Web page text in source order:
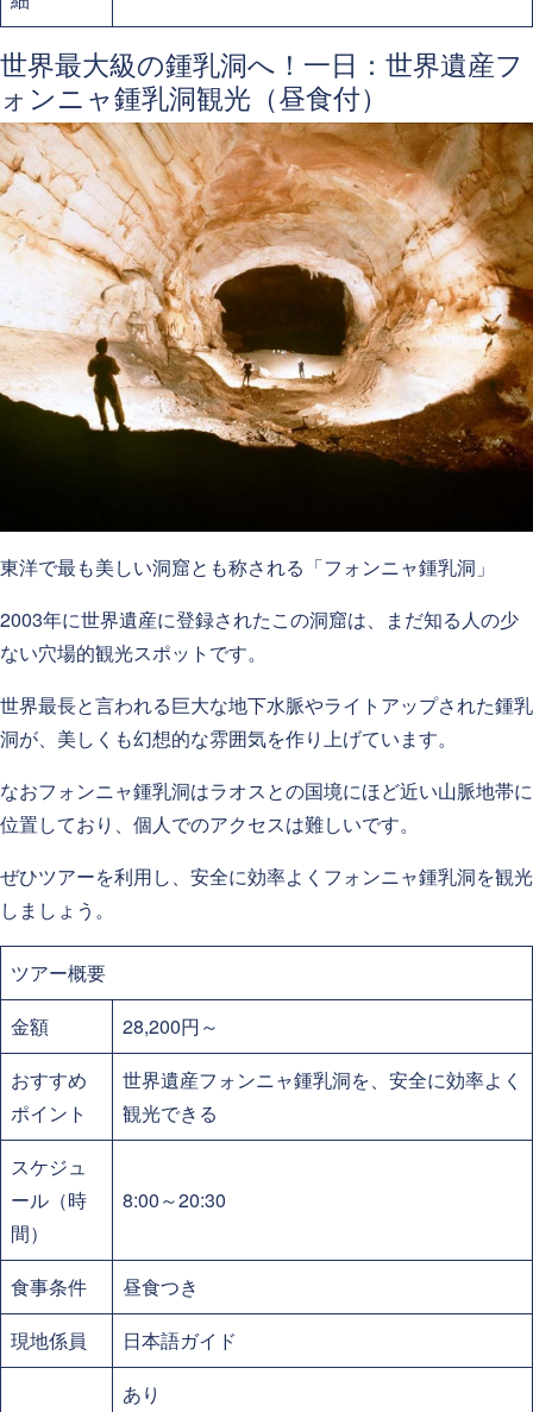
世界最大級の鍾乳洞へ！一日：世界遺産フ
ォンニャ鍾乳洞観光（昼食付）
東洋で最も美しい洞窟とも称される「フォンニャ鍾乳洞」
2003年に世界遺産に登録されたこの洞窟は、まだ知る人の少
ない穴場的観光スポットです。
世界最長と言われる巨大な地下水脈やライトアップされた鍾乳
洞が、美しくも幻想的な雰囲気を作り上げています。
なおフォンニャ鍾乳洞はラオスとの国境にほど近い山脈地帯に
位置しており、個人でのアクセスは難しいです。
ぜひツアーを利用し、安全に効率よくフォンニャ鍾乳洞を観光
しましょう。
ツアー概要
金額
28,200円～
おすすめ
ポイント
世界遺産フォンニャ鍾乳洞を、安全に効率よく
観光できる
スケジュ
ール（時
間）
8:00～20:30
食事条件
昼食つき
現地係員
日本語ガイド
あり